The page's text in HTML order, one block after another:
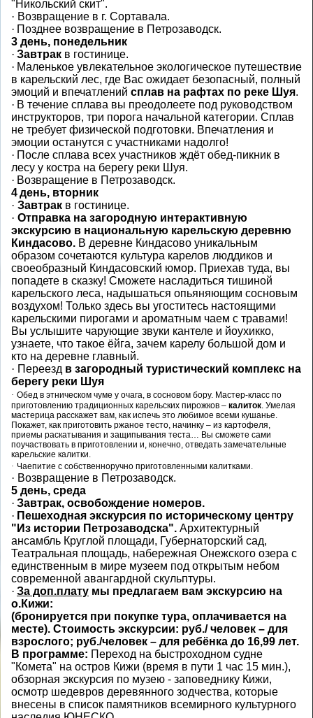
"Никольский скит".
· Возвращение в г. Сортавала.
· Позднее возвращение в Петрозаводск.
3 день, понедельник
· Завтрак в гостинице.
· Маленькое увлекательное экологическое путешествие
в карельский лес, где Вас ожидает безопасный, полный
эмоций и впечатлений сплав на рафтах по реке Шуя.
· В течение сплава вы преодолеете под руководством
инструкторов, три порога начальной категории. Сплав
не требует физической подготовки. Впечатления и
эмоции останутся с участниками надолго!
· После сплава всех участников ждёт обед-пикник в
лесу у костра на берегу реки Шуя.
· Возвращение в Петрозаводск.
4день, вторник
· Завтрак в гостинице.
· Отправка на загородную интерактивную
экскурсию в национальную карельскую деревню
Киндасово. В деревне Киндасово уникальным
образом сочетаются культура карелов люддиков и
своеобразный Киндасовский юмор. Приехав туда, вы
попадете в сказку! Сможете насладиться тишиной
карельского леса, надышаться опьяняющим сосновым
воздухом! Только здесь вы угоститесь настоящими
карельскими пирогами и ароматным чаем с травами!
Вы услышите чарующие звуки кантеле и йоухикко,
узнаете, что такое ёйга, зачем карелу большой дом и
кто на деревне главный.
· Переезд в загородный туристический комплекс на
берегу реки Шуя
· Обед в этническом чуме у очага, в сосновом бору. Мастер-класс по
приготовлению традиционных карельских пирожков – калиток. Умелая
мастерица расскажет вам, как испечь это любимое всеми кушанье.
Покажет, как приготовить ржаное тесто, начинку – из картофеля,
приемы раскатывания и защипывания теста… Вы сможете сами
поучаствовать в приготовлении и, конечно, отведать замечательные
карельские калитки.
· Чаепитие с собственноручно приготовленными калитками.
· Возвращение в Петрозаводск.
5 день, среда
· Завтрак, освобождение номеров.
· Пешеходная экскурсия по историческому центру
"Из истории Петрозаводска". Архитектурный
ансамбль Круглой площади, Губернаторский сад,
Театральная площадь, набережная Онежского озера с
единственным в мире музеем под открытым небом
современной авангардной скульптуры.
· За доп.плату мы предлагаем вам экскурсию на
о.Кижи:
(бронируется при покупке тура, оплачивается на
месте). Стоимость экскурсии: руб./ человек – для
взрослого; руб./человек – для ребёнка до 16,99 лет.
В программе: Переход на быстроходном судне
"Комета" на остров Кижи (время в пути 1 час 15 мин.),
обзорная экскурсия по музею - заповеднику Кижи,
осмотр шедевров деревянного зодчества, которые
внесены в список памятников всемирного культурного